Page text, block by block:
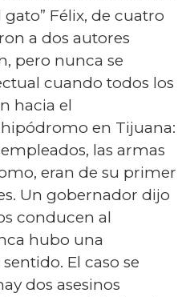
Félix, de cuatro
a dos autores
pero nunca se
cuando todos los
hacia el
en Tijuana:
las armas
eran de su primer
Un gobernador dijo
conducen al
hubo una
El caso se
dos asesinos